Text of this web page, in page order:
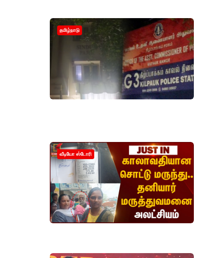
தமிழ்நாடு
வீடியோ ஸ்டோரி